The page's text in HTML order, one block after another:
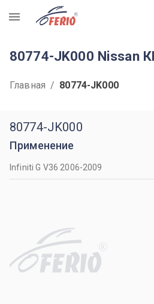
R
80774-JK000 Nissan
Главная / 80774-JK000
80774-JK000
Применение
Infiniti G V36 2006-2009
R